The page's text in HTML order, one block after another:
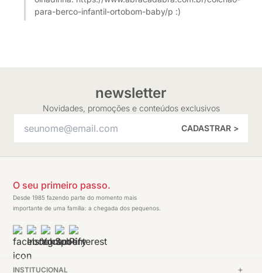
para-berco-infantil-ortobom-baby/p :)
newsletter
Novidades, promoções e conteúdos exclusivos
CADASTRAR >
O seu primeiro passo.
Desde 1985 fazendo parte do momento mais
importante de uma família: a chegada dos pequenos.
INSTITUCIONAL